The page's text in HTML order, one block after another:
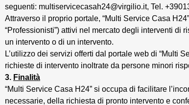
seguenti: multiservicecasah24@virgilio.it, Tel.
Attraverso il proprio portale, “Multi Service Casa
“Professionisti”) attivi nel mercato degli interventi
un intervento o di un intervento.
L’utilizzo dei servizi offerti dal portale web di “Multi
richieste di intervento inoltrate da persone minori
3. Finalità
“Multi Service Casa H24” si occupa di facilitare
necessarie, della richiesta di pronto intervento e